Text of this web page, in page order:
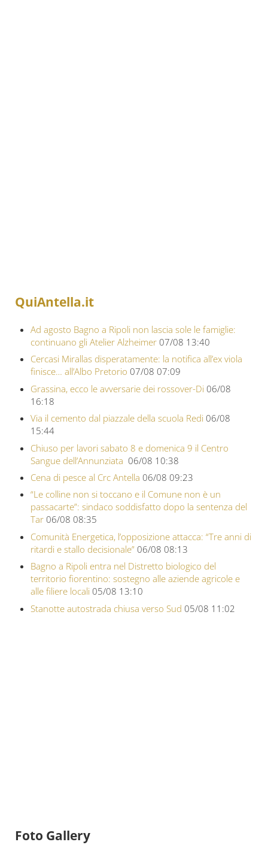
QuiAntella.it
Ad agosto Bagno a Ripoli non lascia sole le famiglie:
continuano gli Atelier Alzheimer 07/08 13:40
Cercasi Mirallas disperatamente: la notifica all’ex viola
finisce… all’Albo Pretorio 07/08 07:09
Grassina, ecco le avversarie dei rossover-Di 06/08
16:18
Via il cemento dal piazzale della scuola Redi 06/08
15:44
Chiuso per lavori sabato 8 e domenica 9 il Centro
Sangue dell’Annunziata 06/08 10:38
Cena di pesce al Crc Antella 06/08 09:23
“Le colline non si toccano e il Comune non è un
passacarte”: sindaco soddisfatto dopo la sentenza del
Tar 06/08 08:35
Comunità Energetica, l’opposizione attacca: “Tre anni di
ritardi e stallo decisionale” 06/08 08:13
Bagno a Ripoli entra nel Distretto biologico del
territorio fiorentino: sostegno alle aziende agricole e
alle filiere locali 05/08 13:10
Stanotte autostrada chiusa verso Sud 05/08 11:02
Foto Gallery